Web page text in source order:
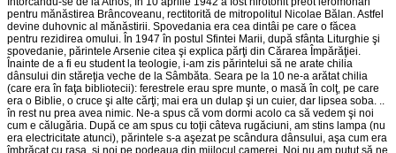
pentru mănăstirea Brâncoveanu, rectitorită de mitropolitul Nicolae Bălan. Astfel
devine duhovnic al mănăstirii. Spovedania era cea dintâi pe care o făcea
pentru rezidirea omului. În 1947 în postul Sfintei Marii, după sfânta Liturghie şi
spovedanie, părintele Arsenie citea şi explica părţi din Cărarea Împărăţiei.
Înainte de a fi eu student la teologie, i-am zis părintelui să ne arate chilia
dânsului din stăreţia veche de la Sâmbăta. Seara pe la 10 ne-a arătat chilia
(care era în faţa bibliotecii): ferestrele erau spre munte, o masă în colţ, pe care
era o Biblie, o cruce şi alte cărţi; mai era un dulap şi un cuier, dar lipsea soba. ..
în rest nu prea avea nimic. Ne-a spus că vom dormi acolo ca să vedem şi noi
cum e călugăria. După ce am spus cu toţii câteva rugăciuni, am stins lampa (nu
era electricitate atunci), părintele s-a aşezat pe scândura dânsului, aşa cum era
îmbrăcat cu rasa, şi noi pe podeaua din mijlocul camerei. Noi nu am putut să ne